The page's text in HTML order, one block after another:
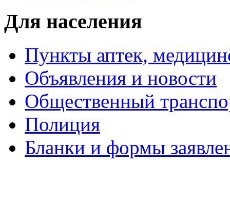
Для населения
Пункты аптек,
Объявления и новости
Общественный
Полиция
Бланки и формы